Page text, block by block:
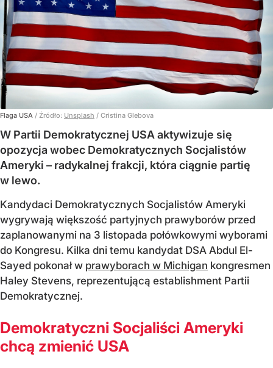
Flaga USA / Źródło: Unsplash / Cristina Glebova
W Partii Demokratycznej USA aktywizuje się
opozycja wobec Demokratycznych Socjalistów
Ameryki – radykalnej frakcji, która ciągnie partię
w lewo.
Kandydaci Demokratycznych Socjalistów Ameryki
wygrywają większość partyjnych prawyborów przed
zaplanowanymi na 3 listopada połówkowymi wyborami
do Kongresu. Kilka dni temu kandydat DSA Abdul El-
Sayed pokonał w prawyborach w Michigan kongresmen
Haley Stevens, reprezentującą establishment Partii
Demokratycznej.
Demokratyczni Socjaliści Ameryki
chcą zmienić USA